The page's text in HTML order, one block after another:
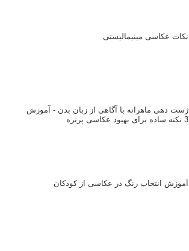
نکات عکاسی مینیمالیستی
ژست دهی ماهرانه با آگاهی از زبان بدن - آموزش
3 نکته ساده برای بهبود عکاسی پرتره
آموزش انتخاب رنگ در عکاسی از کودکان